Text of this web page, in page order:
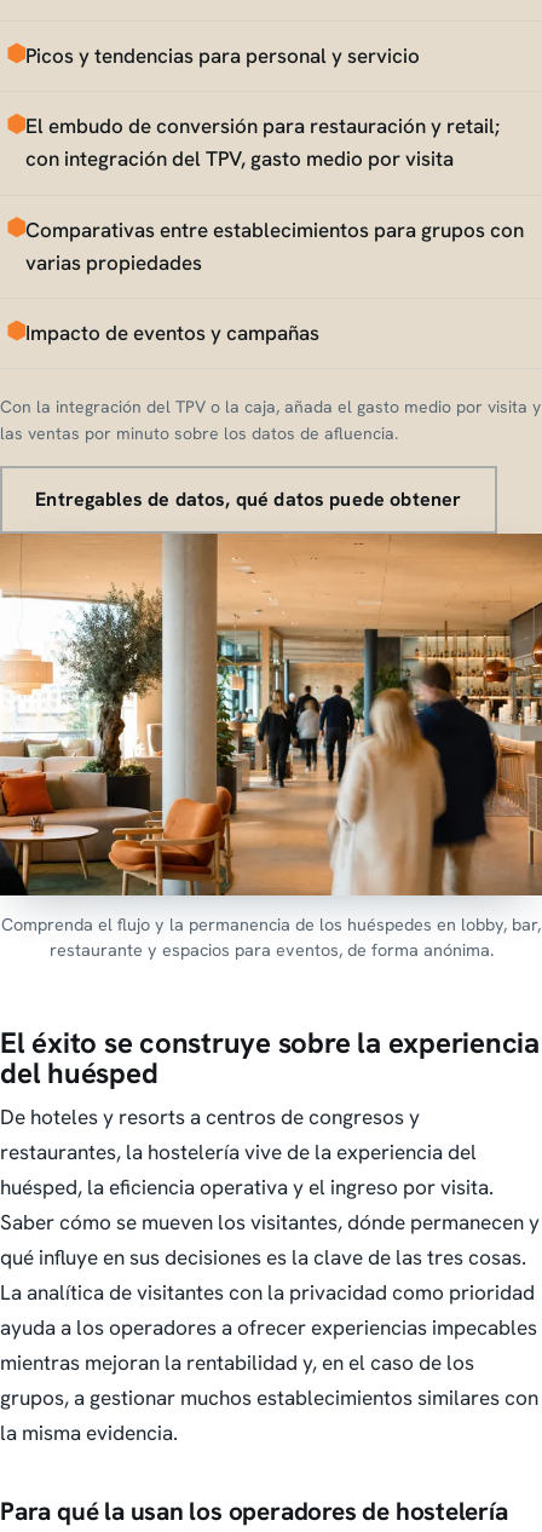
Picos y tendencias para personal y servicio
El embudo de conversión para restauración y retail;
con integración del TPV, gasto medio por visita
Comparativas entre establecimientos para grupos con
varias propiedades
Impacto de eventos y campañas
Con la integración del TPV o la caja, añada el gasto medio por visita y
las ventas por minuto sobre los datos de afluencia.
Entregables de datos, qué datos puede obtener
Comprenda el flujo y la permanencia de los huéspedes en lobby, bar,
restaurante y espacios para eventos, de forma anónima.
El éxito se construye sobre la experiencia
del huésped
De hoteles y resorts a centros de congresos y
restaurantes, la hostelería vive de la experiencia del
huésped, la eficiencia operativa y el ingreso por visita.
Saber cómo se mueven los visitantes, dónde permanecen y
qué influye en sus decisiones es la clave de las tres cosas.
La analítica de visitantes con la privacidad como prioridad
ayuda a los operadores a ofrecer experiencias impecables
mientras mejoran la rentabilidad y, en el caso de los
grupos, a gestionar muchos establecimientos similares con
la misma evidencia.
Para qué la usan los operadores de hostelería